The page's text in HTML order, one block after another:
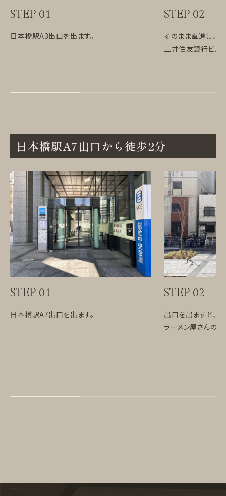
STEP 01
日本橋駅A3出口を出ます。
STEP 02
そのまま直進し、
三井住友銀行ビル
日本橋駅A7出口から徒歩2分
STEP 01
日本橋駅A7出口を出ます。
STEP 02
出口を出ますと、
ラーメン屋さんのつ